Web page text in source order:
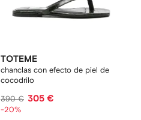
TOTEME
chanclas con efecto de piel de
cocodrilo
390 € 305 €
-20%